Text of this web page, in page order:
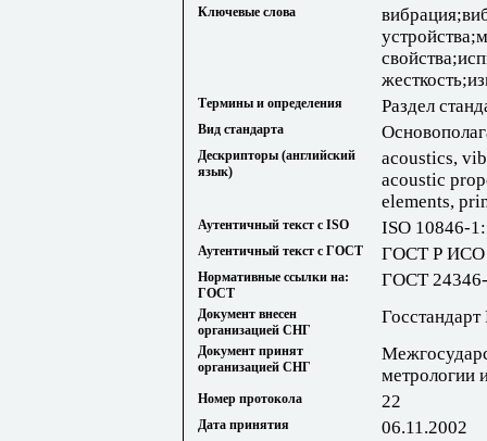
Ключевые слова
Термины и определения Раздел
Вид стандарта
Дескрипторы (английский
язык)
acoustics,
acoustic
elements,
Аутентичный текст с ISO ISO 10846-
Аутентичный текст с ГОСТ ГОСТ Р ИСО
Нормативные ссылки на:
ГОСТ
ГОСТ
Документ внесен
организацией СНГ
Госстандарт
Документ принят
организацией СНГ
метрологии
Номер протокола 22
Дата принятия 06.11.2002